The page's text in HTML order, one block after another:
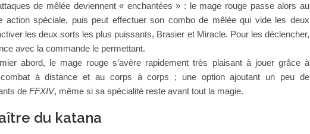
de mêlée deviennent « enchantées » : le mage rouge passe alors au
spéciale, puis peut effectuer son combo de mêlée qui vide les deux
les deux sorts les plus puissants, Brasier et Miracle. Pour les déclencher,
avec la commande le permettant.
abord, le mage rouge s’avère rapidement très plaisant à jouer grâce à
combat à distance et au corps à corps ; une option ajoutant un peu de
de FFXIV, même si sa spécialité reste avant tout la magie.
du katana